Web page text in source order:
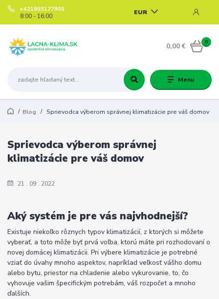
Menu
EUR
+421903177900
8:00 - 16:00
0
0,00 €
Blog Sprievodca výberom správnej klimatizácie pre váš domov
21 09 2022
Sprievodca výberom správnej
klimatizácie pre váš domov
Aký systém je pre vás najvhodnejší?
Existuje niekoľko rôznych typov klimatizácií, z ktorých si môžete
vyberať, a toto môže byť prvá voľba, ktorú máte pri rozhodovaní o
novej domácej klimatizácii. Pri výbere klimatizácie je potrebné
vziať do úvahy mnoho aspektov, napríklad veľkosť vášho domu
alebo bytu, priestor na chladenie alebo vykurovanie, to, čo
vyhovuje vašim špecifickým potrebám, váš rozpočet a mnoho
ďalších.